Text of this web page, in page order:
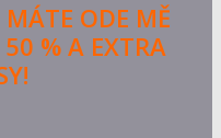
ODE MĚ
% A EXTRA